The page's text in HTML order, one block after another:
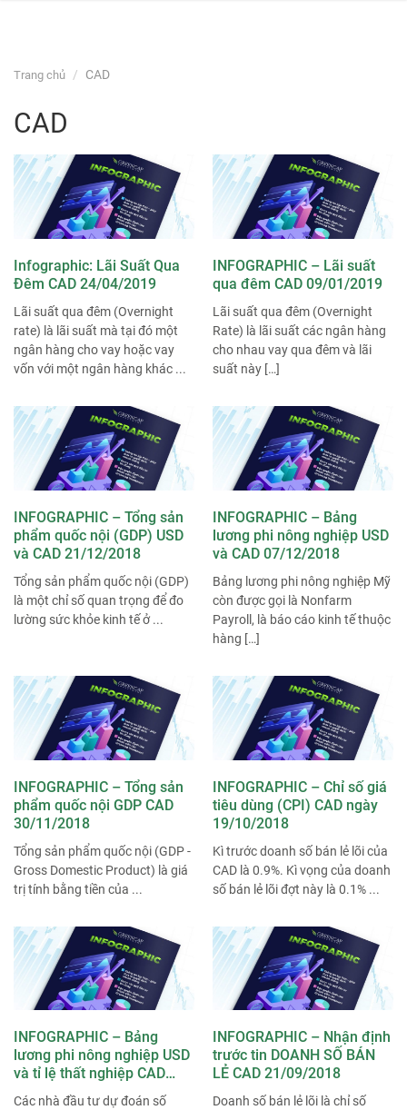
Trang chủ CAD
CAD
Infographic: Lãi Suất Qua
Đêm CAD 24/04/2019
Lãi suất qua đêm (Overnight
rate) là lãi suất mà tại đó một
ngân hàng cho vay hoặc vay
vốn với một ngân hàng khác ...
INFOGRAPHIC – Lãi suất
qua đêm CAD 09/01/2019
Lãi suất qua đêm (Overnight
Rate) là lãi suất các ngân hàng
cho nhau vay qua đêm và lãi
suất này […]
INFOGRAPHIC – Tổng sản
phẩm quốc nội (GDP) USD
và CAD 21/12/2018
Tổng sản phẩm quốc nội (GDP)
là một chỉ số quan trọng để đo
lường sức khỏe kinh tế ở ...
INFOGRAPHIC – Bảng
lương phi nông nghiệp USD
và CAD 07/12/2018
Bảng lương phi nông nghiệp Mỹ
còn được gọi là Nonfarm
Payroll, là báo cáo kinh tế thuộc
hàng […]
INFOGRAPHIC – Tổng sản
phẩm quốc nội GDP CAD
30/11/2018
Tổng sản phẩm quốc nội (GDP -
Gross Domestic Product) là giá
trị tính bằng tiền của ...
INFOGRAPHIC – Chỉ số giá
tiêu dùng (CPI) CAD ngày
19/10/2018
Kì trước doanh số bán lẻ lõi của
CAD là 0.9%. Kì vọng của doanh
số bán lẻ lõi đợt này là 0.1% ...
INFOGRAPHIC – Bảng
lương phi nông nghiệp USD
và tỉ lệ thất nghiệp CAD
05/10/2018
Các nhà đầu tư dự đoán số
INFOGRAPHIC – Nhận định
trước tin DOANH SỐ BÁN
LẺ CAD 21/09/2018
Doanh số bán lẻ lõi là chỉ số